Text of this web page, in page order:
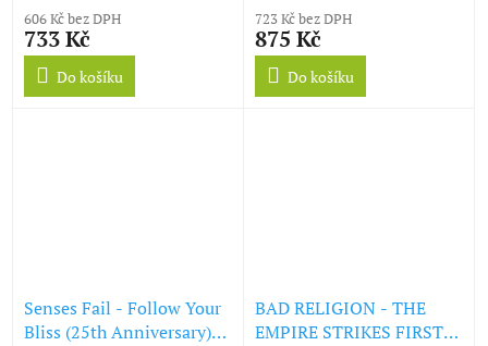
606 Kč bez DPH
733 Kč
Do košíku
723 Kč bez DPH
875 Kč
Do košíku
Senses Fail - Follow Your
Bliss (25th Anniversary)
BAD RELIGION - THE
EMPIRE STRIKES FIRST